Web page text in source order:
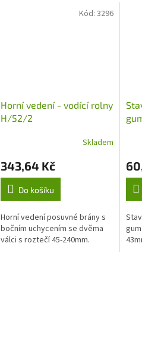
Horní vedení - vodící rolny
H/52/2
Skladem
343,64 Kč
Do košíku
Horní vedení posuvné brány s
bočním uchycením se dvěma
válci s roztečí 45-240mm.
Kód: 3296